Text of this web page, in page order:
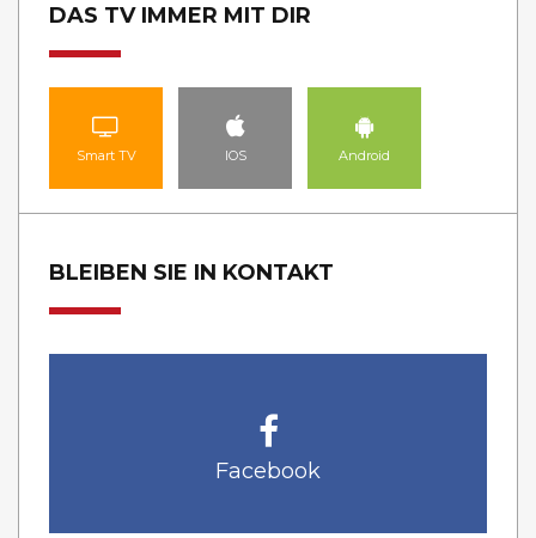
DAS TV IMMER MIT DIR
Smart TV IOS Android
BLEIBEN SIE IN KONTAKT
Facebook